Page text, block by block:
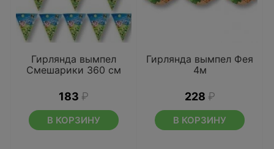
Гирлянда вымпел
Смешарики 360 см
183 ₽
В КОРЗИНУ
Гирлянда вымпел Фея
4м
228 ₽
В КОРЗИНУ